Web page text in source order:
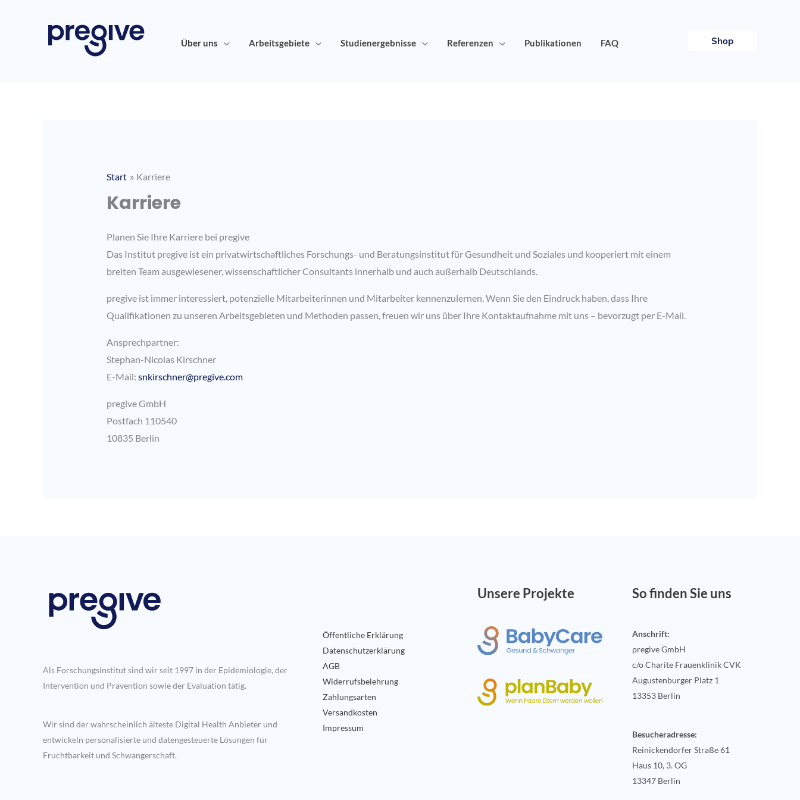
Über uns Arbeitsgebiete Studienergebnisse Referenzen Publikationen FAQ Shop
Start Karriere
Karriere
Planen Sie Ihre Karriere bei pregive
Das Institut pregive ist ein privatwirtschaftliches Forschungs- und Beratungsinstitut für Gesundheit und Soziales und kooperiert mit einem
breiten Team ausgewiesener, wissenschaftlicher Consultants innerhalb und auch außerhalb Deutschlands.
pregive ist immer interessiert, potenzielle Mitarbeiterinnen und Mitarbeiter kennenzulernen. Wenn Sie den Eindruck haben, dass Ihre
Qualifikationen zu unseren Arbeitsgebieten und Methoden passen, freuen wir uns über Ihre Kontaktaufnahme mit uns – bevorzugt per E-Mail.
Ansprechpartner:
Stephan-Nicolas Kirschner
E-Mail: snkirschner@pregive.com
pregive GmbH
Postfach 110540
10835 Berlin
Als Forschungsinstitut sind wir seit 1997 in der Epidemiologie, der
Intervention und Prävention sowie der Evaluation tätig.
Wir sind der wahrscheinlich älteste Digital Health Anbieter und
entwickeln personalisierte und datengesteuerte Lösungen für
Fruchtbarkeit und Schwangerschaft.
Öffentliche Erklärung
Datenschutzerklärung
AGB
Widerrufsbelehrung
Zahlungsarten
Versandkosten
Impressum
Unsere Projekte So finden Sie uns
Anschrift:
pregive GmbH
c/o Charite Frauenklinik CVK
Augustenburger Platz 1
13353 Berlin
Besucheradresse:
Reinickendorfer Straße 61
Haus 10, 3. OG
13347 Berlin